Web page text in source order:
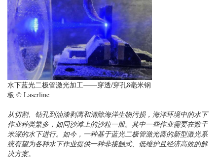
水下蓝光二极管激光加工——穿透/穿孔8毫米钢
板 © Laserline
从切割、钻孔到油漆剥离和清除海洋生物污损，海洋环境中的水下
作业种类繁多，如同沙滩上的沙粒一般。其中一些作业需要在数千
米深的水下进行。如今，一种基于蓝光二极管激光器的新型激光系
统有望为各种水下作业提供一种非接触式、低维护且经济高效的解
决方案。